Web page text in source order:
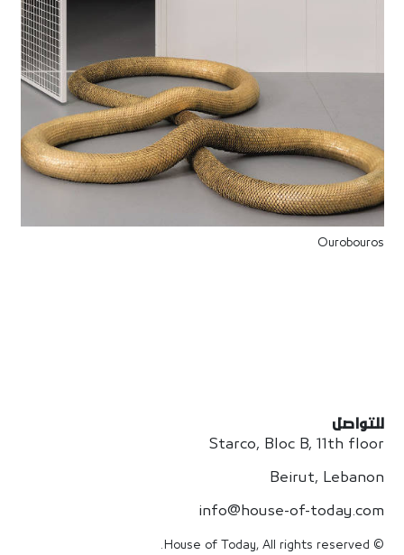
Ourobouros
للتواصل
Starco, Bloc B, 11th floor
Beirut, Lebanon
info@house-of-today.com
© House of Today, All rights reserved.